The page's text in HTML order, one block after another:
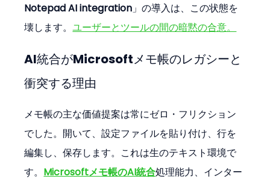
Notepad AI integration」の導入は、この状態を
壊します。ユーザーとツールの間の暗黙の合意。
AI統合がMicrosoftメモ帳のレガシーと
衝突する理由
メモ帳の主な価値提案は常にゼロ・フリクション
でした。開いて、設定ファイルを貼り付け、行を
編集し、保存します。これは生のテキスト環境で
す。 Microsoftメモ帳のAI統合処理能力、インター